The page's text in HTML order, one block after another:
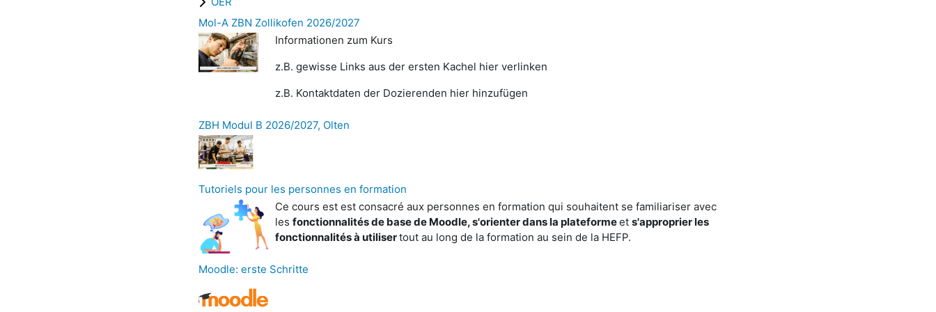
Mol-A ZBN Zollikofen 2026/2027
Informationen zum Kurs
z.B. gewisse Links aus der ersten Kachel hier verlinken
z.B. Kontaktdaten der Dozierenden hier hinzufügen
ZBH Modul B 2026/2027, Olten
Tutoriels pour les personnes en formation
Ce cours est est consacré aux personnes en formation qui souhaitent se familiariser avec
les fonctionnalités de base de Moodle, s'orienter dans la plateformeet s'approprier les
fonctionnalités à utilisertout au long de la formation au sein de la HEFP.
Moodle: erste Schritte